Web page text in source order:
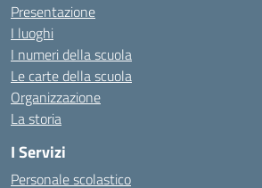
Presentazione
I luoghi
I numeri della scuola
Le carte della scuola
Organizzazione
La storia
I Servizi
Personale scolastico